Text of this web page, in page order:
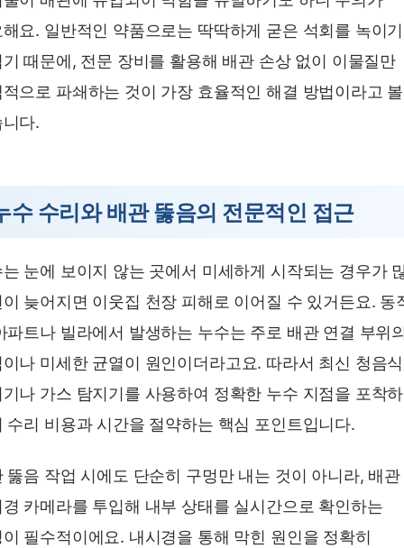
요. 일반적인 약품으로는 딱딱하게 굳은 석회를 녹이기
때문에, 전문 장비를 활용해 배관 손상 없이 이물질만
으로 파쇄하는 것이 가장 효율적인 해결 방법이라고
다.
수 수리와 배관 뚫음의 전문적인 접근
눈에 보이지 않는 곳에서 미세하게 시작되는 경우가
늦어지면 이웃집 천장 피해로 이어질 수 있거든요. 동
파트나 빌라에서 발생하는 누수는 주로 배관 연결 부위
나 미세한 균열이 원인이더라고요. 따라서 최신 청음식
나 가스 탐지기를 사용하여 정확한 누수 지점을 포착
수리 비용과 시간을 절약하는 핵심 포인트입니다.
뚫음 작업 시에도 단순히 구멍만 내는 것이 아니라, 배관
카메라를 투입해 내부 상태를 실시간으로 확인하는
필수적이에요. 내시경을 통해 막힌 원인을 정확히